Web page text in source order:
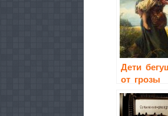
Дети
от грозы
класс